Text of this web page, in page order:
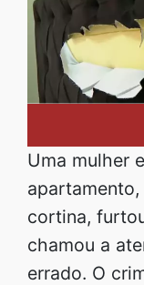
Uma mulher
cortina,
chamou a
errado. O